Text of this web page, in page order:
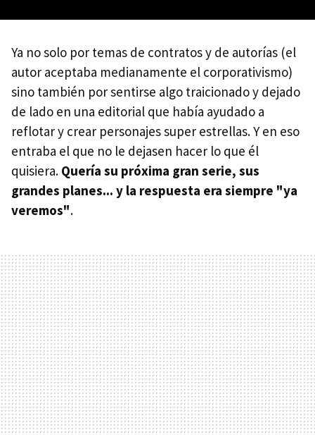
Ya no solo por temas de contratos y de autorías (el
autor aceptaba medianamente el corporativismo)
sino también por sentirse algo traicionado y dejado
de lado en una editorial que había ayudado a
reflotar y crear personajes super estrellas. Y en eso
entraba el que no le dejasen hacer lo que él
quisiera. Quería su próxima gran serie, sus
grandes planes... y la respuesta era siempre "ya
veremos".